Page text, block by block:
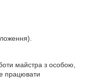
майстра з особою,
працювати